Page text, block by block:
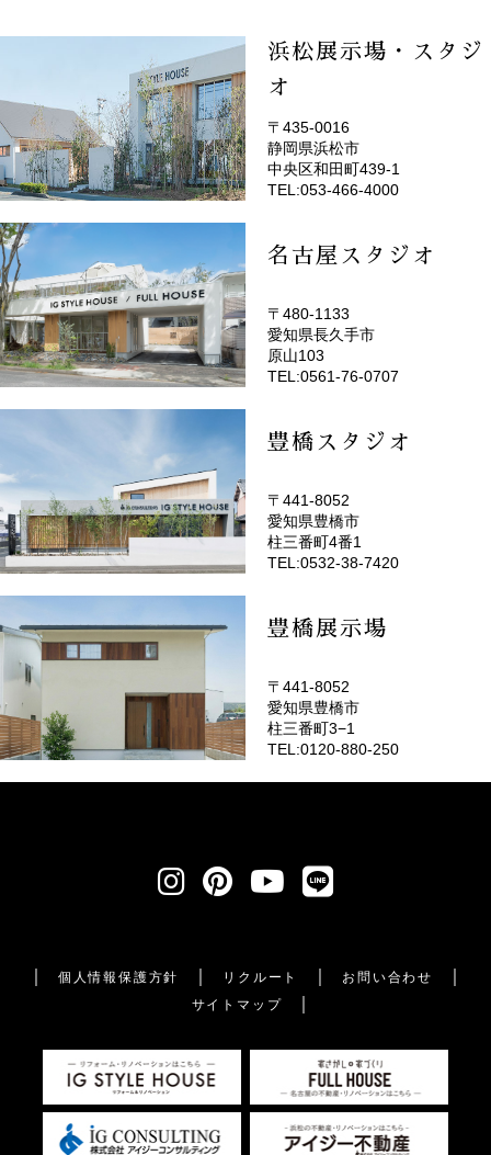
浜松展示場・スタジ
オ
(EMOTOP浜松)
〒435-0016
静岡県浜松市
中央区和田町439-1
TEL:053-466-4000
名古屋スタジオ
(EMOTOP名古屋)
〒480-1133
愛知県長久手市
原山103
TEL:0561-76-0707
豊橋スタジオ
(EMOTOP豊橋)
〒441-8052
愛知県豊橋市
柱三番町4番1
TEL:0532-38-7420
豊橋展示場
〒441-8052
愛知県豊橋市
柱三番町3−1
TEL:0120-880-250
個人情報保護方針 リクルート
お問い合わせ
サイトマップ